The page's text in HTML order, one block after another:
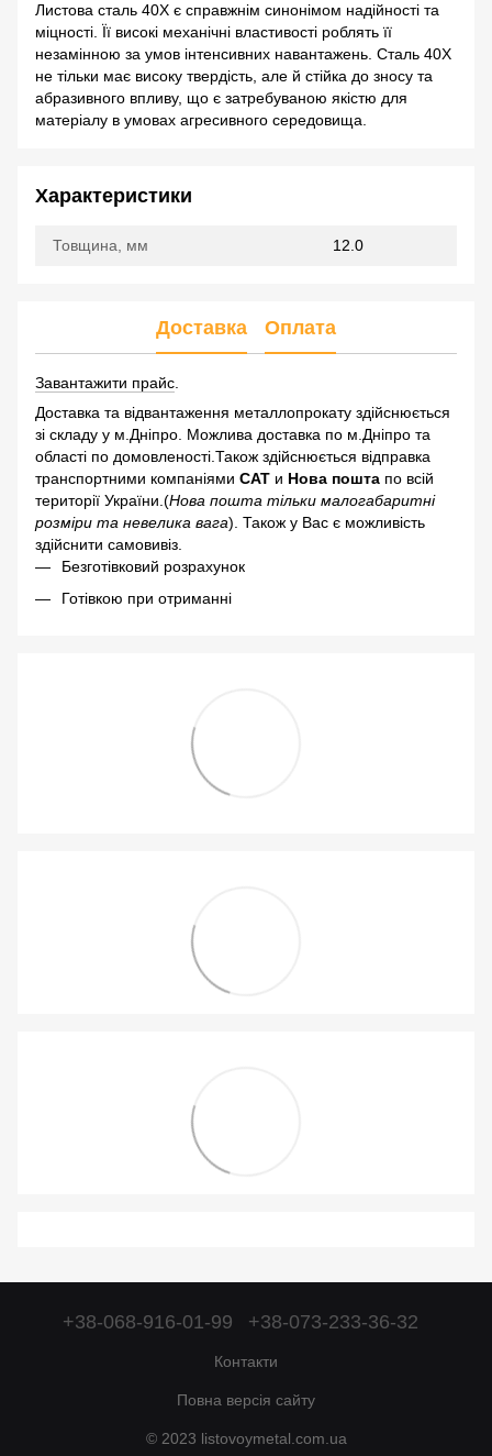
Листова сталь 40Х є справжнім синонімом надійності та
міцності. Її високі механічні властивості роблять її
незамінною за умов інтенсивних навантажень. Сталь 40Х
не тільки має високу твердість, але й стійка до зносу та
абразивного впливу, що є затребуваною якістю для
матеріалу в умовах агресивного середовища.
Характеристики
Товщина, мм 12.0
Доставка Оплата
Завантажити прайс
Доставка та відвантаження металлопрокату здійснюється
зі складу у м.Дніпро. Можлива доставка по м.Дніпро та
області по домовленості.Також здійснюється відправка
транспортними компаніями САТ и Нова пошта по всій
території України.(Нова пошта тільки малогабаритні
розміри та невелика вага). Також у Вас є можливість
здійснити самовивіз.
Безготівковий розрахунок
Готівкою при отриманні
+38-068-916-01-99 +38-073-233-36-32
Контакти
Повна версія сайту
© 2023 listovoymetal.com.ua